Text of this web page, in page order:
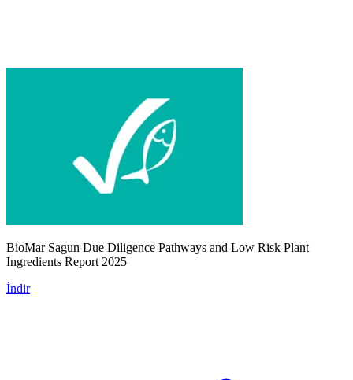
BioMar Sagun Due Diligence Pathways and Low Risk Plant
Ingredients Report 2025
İndir